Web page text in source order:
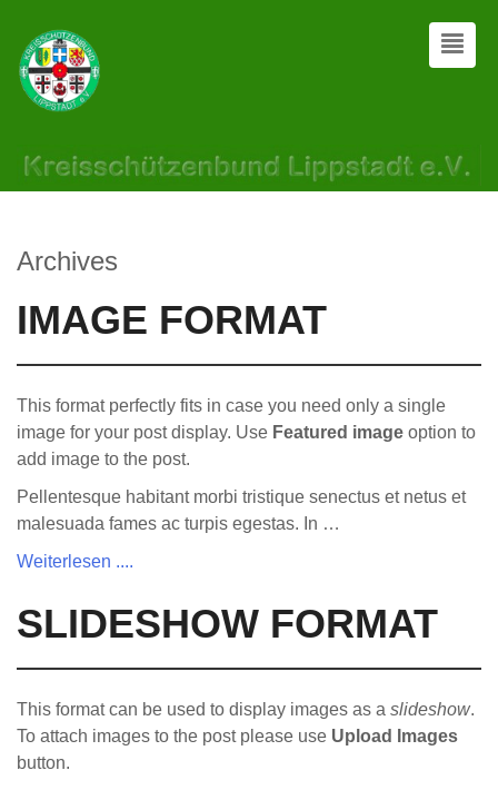
Archives
IMAGE FORMAT
This format perfectly fits in case you need only a single
image for your post display. Use Featured image option to
add image to the post.
Pellentesque habitant morbi tristique senectus et netus et
malesuada fames ac turpis egestas. In …
Weiterlesen ....
SLIDESHOW FORMAT
This format can be used to display images as a slideshow.
To attach images to the post please use Upload Images
button.